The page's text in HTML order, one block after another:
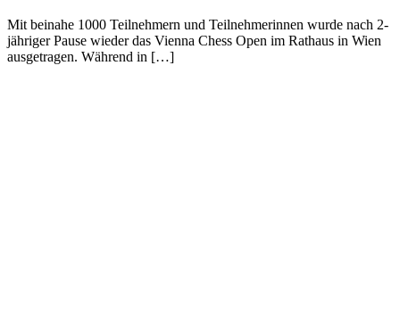
Mit beinahe 1000 Teilnehmern und Teilnehmerinnen wurde nach 2-
jähriger Pause wieder das Vienna Chess Open im Rathaus in Wien
ausgetragen. Während in […]